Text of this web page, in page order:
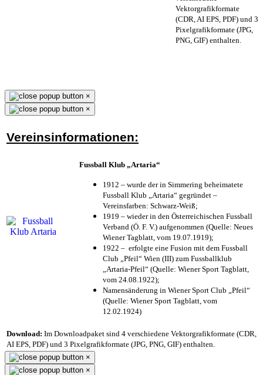
Vektorgrafikformate
(CDR, AI EPS, PDF) und 3
Pixelgrafikformate (JPG,
PNG, GIF) enthalten.
×
×
Vereinsinformationen:
Fussball Klub „Artaria“
1912 – wurde der in Simmering beheimatete
Fussball Klub „Artaria“ gegründet –
Vereinsfarben: Schwarz-Weiß;
1919 – wieder in den Österreichischen Fussball
Verband (Ö. F. V.) aufgenommen (Quelle: Neues
Wiener Tagblatt, vom 19.07.1919);
1922 – erfolgte eine Fusion mit dem Fussball
Club „Pfeil“ Wien (III) zum Fussballklub
„Artaria-Pfeil“ (Quelle: Wiener Sport Tagblatt,
vom 24.08.1922);
Namensänderung in Wiener Sport Club „Pfeil“
(Quelle: Wiener Sport Tagblatt, vom
12.02.1924)
Download: Im Downloadpaket sind 4 verschiedene Vektorgrafikformate (CDR,
AI EPS, PDF) und 3 Pixelgrafikformate (JPG, PNG, GIF) enthalten.
×
×